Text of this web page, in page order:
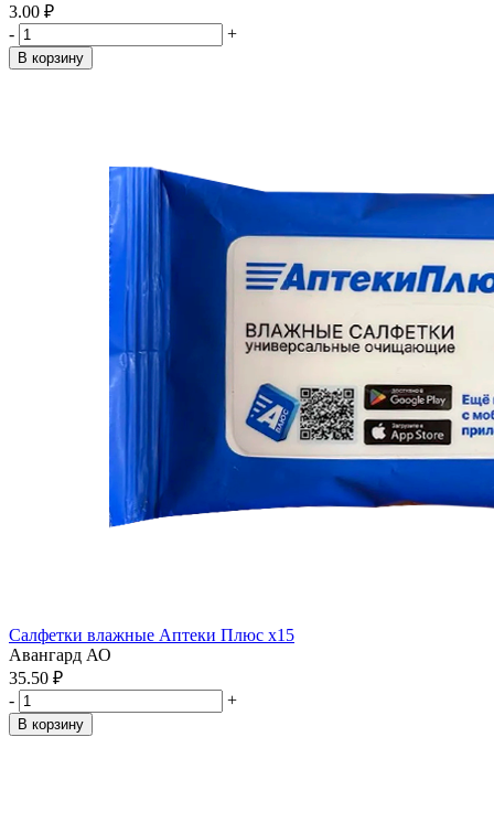
3.00 ₽
-
+
В корзину
Салфетки влажные Аптеки Плюс x15
Авангард АО
35.50 ₽
-
+
В корзину